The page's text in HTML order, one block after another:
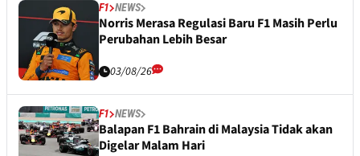
F1 NEWS
Norris Merasa Regulasi Baru F1 Masih Perlu
Perubahan Lebih Besar
03/08/26
F1 NEWS
Balapan F1 Bahrain di Malaysia Tidak akan
Digelar Malam Hari